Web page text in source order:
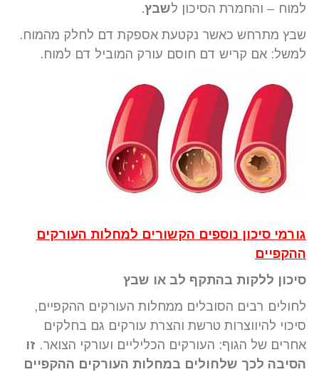
למוח – והחמרת הסיכון לשבץ.
שבץ מתרחש כאשר נקטעת אספקת דם לחלק מהמוח.
למשל: אם קריש דם חוסם עורק המוביל דם למוח.
גורמי סיכון נוספים הקשורים למחלות העורקים
ההקפיים
סיכון ללקות בהתקף לב או שבץ
לחולים רבים הסובלים ממחלות העורקים ההקפיים,
סיכוי להיווצרות טרשת והצרת עורקים גם בחלקים
אחרים של הגוף: העורקים הכליליים ועורקי הצואר. זו
הסיבה לכך שלחולים במחלות העורקים ההקפיים